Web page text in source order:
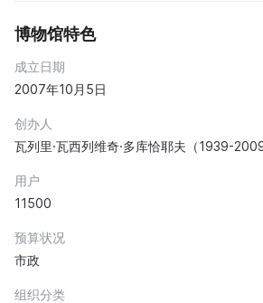
博物馆特色
成立日期
2007年10月5日
创办人
瓦列里·瓦西列维奇·多库恰耶夫（1939-
用户
11500
预算状况
市政
组织分类